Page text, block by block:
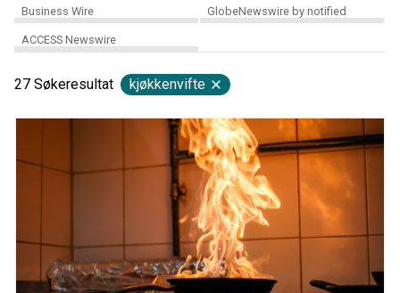
Business Wire GlobeNewswire by notified
ACCESS Newswire
27 Søkeresultat kjøkkenvifte